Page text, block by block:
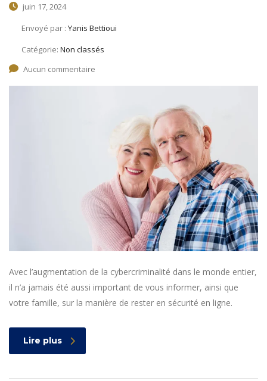
juin 17, 2024
Envoyé par : Yanis Bettioui
Catégorie: Non classés
Aucun commentaire
Avec l’augmentation de la cybercriminalité dans le monde entier,
il n’a jamais été aussi important de vous informer, ainsi que
votre famille, sur la manière de rester en sécurité en ligne.
Lire plus